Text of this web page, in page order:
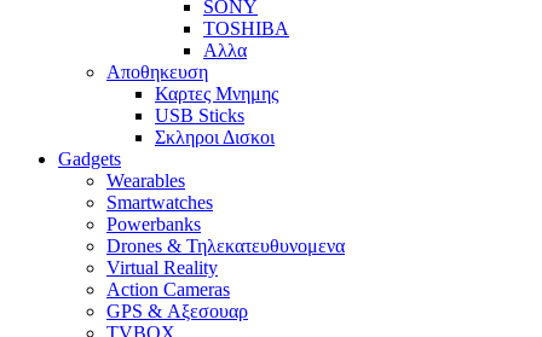
SONY
TOSHIBA
Αλλα
Αποθηκευση
Καρτες Μνημης
USB Sticks
Σκληροι Δισκοι
Gadgets
Wearables
Smartwatches
Powerbanks
Drones & Τηλεκατευθυνομενα
Virtual Reality
Action Cameras
GPS & Αξεσουαρ
TVBOX